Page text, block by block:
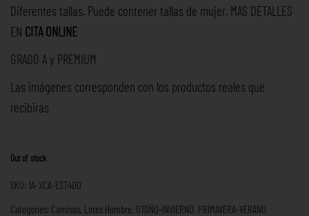
Diferentes tallas. Puede contener tallas de mujer. MAS DETALLES
EN CITA ONLINE
GRADO A y PREMIUM
Las imágenes corresponden con los productos reales que
recibirás
Out of stock
SKU: 1A-XCA-EST400
Categories: Camisas Lotes Hombre OTOÑO-INVIERNO PRIMAVERA-VERANO